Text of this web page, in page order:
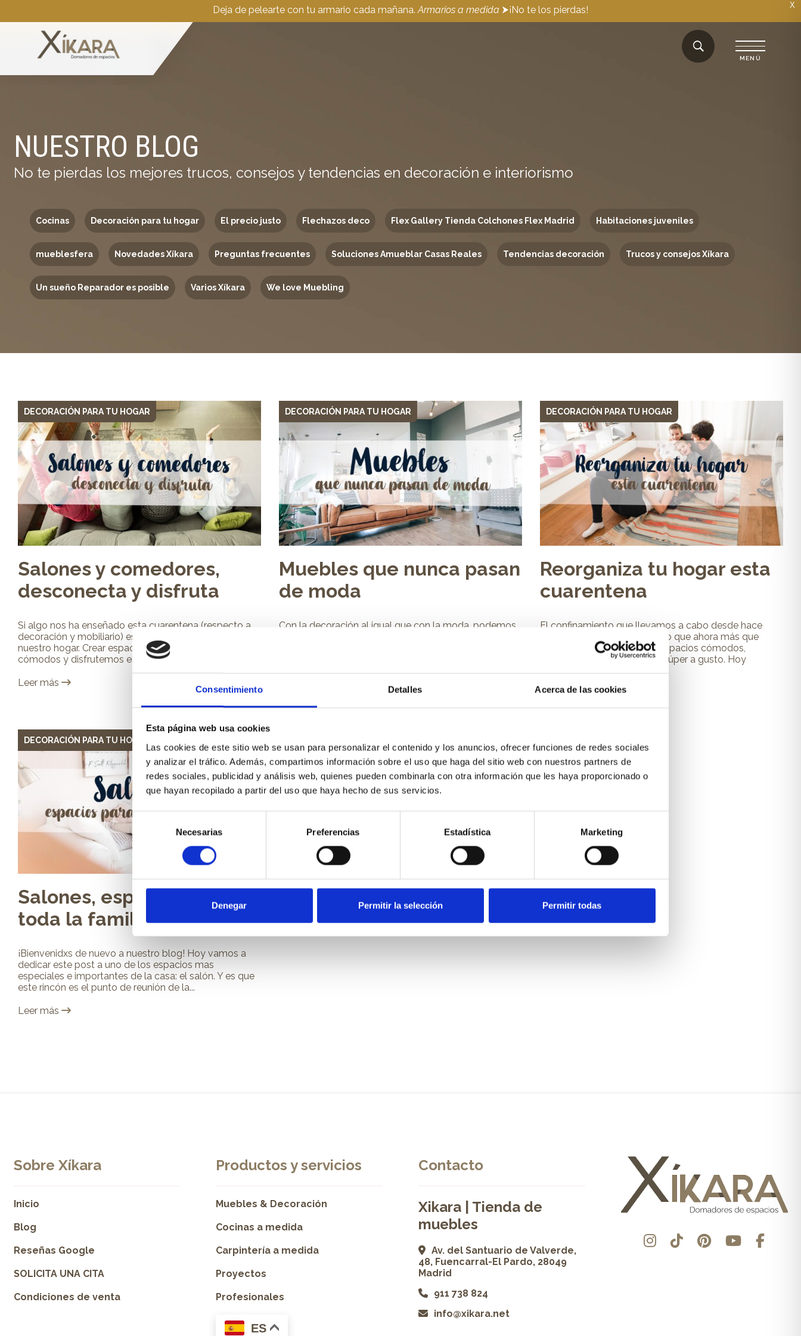
Consentimiento Detalles Acerca de las cookies
Esta página web usa cookies
Las cookies de este sitio web se usan para personalizar el contenido y los anuncios, ofrecer funciones de redes sociales
y analizar el tráfico. Además, compartimos información sobre el uso que haga del sitio web con nuestros partners de
redes sociales, publicidad y análisis web, quienes pueden combinarla con otra información que les haya proporcionado o
que hayan recopilado a partir del uso que haya hecho de sus servicios.
Selección
de
consentimiento
Necesarias Preferencias Estadística Marketing
Denegar Permitir la selección Permitir todas
X
Deja de pelearte con tu armario cada mañana. Armarios a medida ⮞¡No te los pierdas!
NUESTRO BLOG
No te pierdas los mejores trucos, consejos y tendencias en decoración e interiorismo
Cocinas Decoración para tu hogar El precio justo Flechazos deco Flex Gallery Tienda Colchones Flex Madrid Habitaciones juveniles
mueblesfera Novedades Xíkara Preguntas frecuentes Soluciones Amueblar Casas Reales Tendencias decoración Trucos y consejos Xíkara
Un sueño Reparador es posible Varios Xíkara We love Muebling
DECORACIÓN PARA TU HOGAR
Salones y comedores,
desconecta y disfruta
Si algo nos ha enseñado esta cuarentena (respecto a
decoración y mobiliario) es que debemos cuidar
nuestro hogar. Crear espacios dónde nos sintamos
cómodos y disfrutemos en familia. Probablemente...
Leer más
DECORACIÓN PARA TU HOGAR
Muebles que nunca pasan
de moda
Con la decoración al igual que con la moda, podemos
DECORACIÓN PARA TU HOGAR
Reorganiza tu hogar esta
cuarentena
El confinamiento que llevamos a cabo desde hace
más de una semana ha hecho que ahora más que
nunca debamos conseguir espacios cómodos,
relajados y dónde sentirnos súper a gusto. Hoy
hemos...
Leer más
DECORACIÓN PARA TU HOGAR
Salones, espacios para
toda la familia
¡Bienvenidxs de nuevo a nuestro blog! Hoy vamos a
dedicar este post a uno de los espacios mas
especiales e importantes de la casa: el salón. Y es que
este rincón es el punto de reunión de la...
Leer más
Sobre Xíkara
Inicio
Blog
Reseñas Google
SOLICITA UNA CITA
Condiciones de venta
Productos y servicios
Muebles & Decoración
Cocinas a medida
Carpintería a medida
Proyectos
Profesionales
ES
Contacto
Xikara | Tienda de
muebles
Av. del Santuario de Valverde,
48, Fuencarral-El Pardo, 28049
Madrid
911 738 824
info@xikara.net